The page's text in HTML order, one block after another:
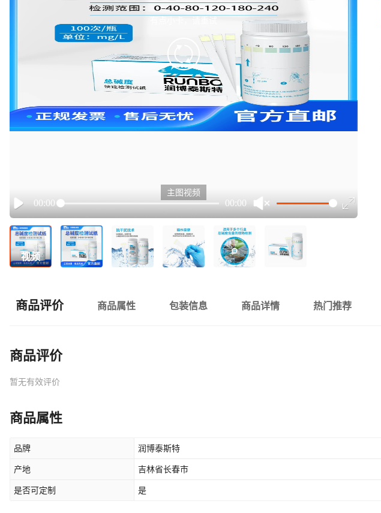
retry
Play
00:00 00:00
主图视频
视频
商品评价 商品属性 包装信息 商品详情 热门推荐
商品评价
暂无有效评价
商品属性
品牌 润博泰斯特
产地 吉林省长春市
是否可定制 是